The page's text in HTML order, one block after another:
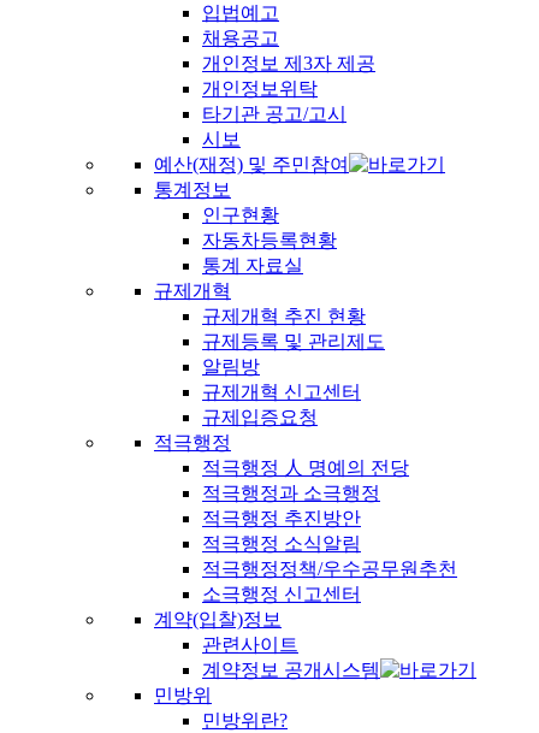
입법예고
채용공고
개인정보 제3자 제공
개인정보위탁
타기관 공고/고시
시보
예산(재정) 및 주민참여
통계정보
인구현황
자동차등록현황
통계 자료실
규제개혁
규제개혁 추진 현황
규제등록 및 관리제도
알림방
규제개혁 신고센터
규제입증요청
적극행정
적극행정 人 명예의 전당
적극행정과 소극행정
적극행정 추진방안
적극행정 소식알림
적극행정정책/우수공무원추천
소극행정 신고센터
계약(입찰)정보
관련사이트
계약정보 공개시스템
민방위
민방위란?